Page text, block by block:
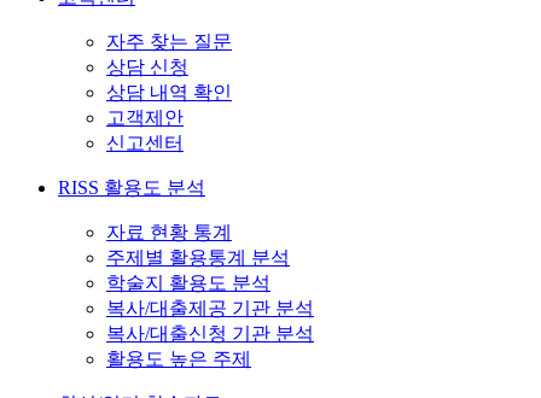
자주 찾는 질문
상담 신청
상담 내역 확인
고객제안
신고센터
RISS 활용도 분석
자료 현황 통계
주제별 활용통계 분석
학술지 활용도 분석
복사/대출제공 기관 분석
복사/대출신청 기관 분석
활용도 높은 주제